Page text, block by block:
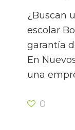
¿Buscan
escolar
garantía
En
una
0